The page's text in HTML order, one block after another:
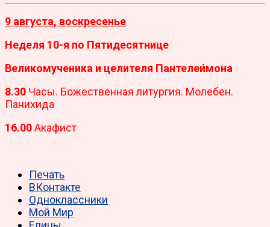
9 августа, воскресенье
Неделя 10-я по Пятидесятнице
Великомученика и целителя Пантелеи́мона
8.30 Часы. Божественная литургия. Молебен.
Панихида
16.00Акафист
Печать
ВКонтакте
Одноклассники
Мой Мир